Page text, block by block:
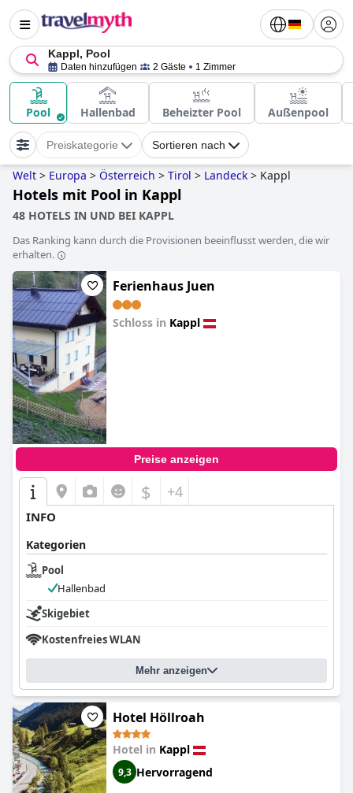
Kappl, Pool
Daten hinzufügen 2 Gäste 1 Zimmer
Pool Hallenbad Beheizter Pool Außenpool
Preiskategorie Sortieren nach
Welt > Europa > Österreich > Tirol > Landeck > Kappl
Hotels mit Pool in Kappl
48 HOTELS IN UND BEI KAPPL
Das Ranking kann durch die Provisionen beeinflusst werden, die wir
erhalten.
Ferienhaus Juen
Schloss in Kappl
Preise anzeigen
$ +4
INFO
Kategorien
Pool
Hallenbad
Skigebiet
Kostenfreies WLAN
Mehr anzeigen
Hotel Höllroah
Hotel in Kappl
9,3 Hervorragend